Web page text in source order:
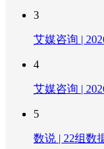
3
艾媒咨询 |
4
艾媒咨询 |
5
数说 | 22组数